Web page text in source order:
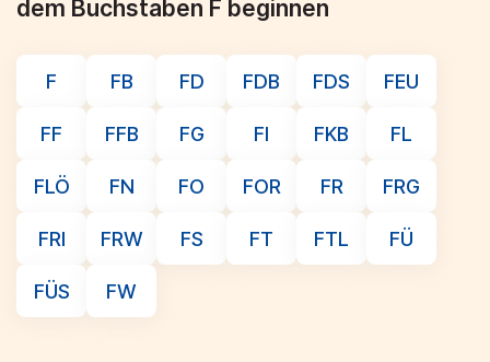
dem Buchstaben F beginnen
F FB FD FDB FDS FEU
FF FFB FG FI FKB FL
FLÖ FN FO FOR FR FRG
FRI FRW FS FT FTL FÜ
FÜS FW